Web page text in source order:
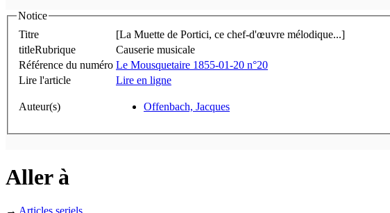
Notice
Titre
[La Muette de Portici, ce chef-d'œuvre mélodique...]
titleRubrique
Causerie musicale
Référence du numéro Le Mousquetaire 1855-01-20 n°20
Lire l'article
Lire en ligne
Auteur(s) Offenbach, Jacques
Aller à